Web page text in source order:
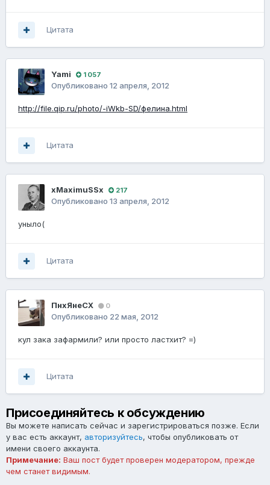
Цитата
Yami 1 057
Опубликовано 12 апреля, 2012
http://file.qip.ru/photo/-iWkb-SD/фелина.html
Цитата
xMaximuSSx 217
Опубликовано 13 апреля, 2012
уныло(
Цитата
ПнхЯнеСХ 0
Опубликовано 22 мая, 2012
кул зака зафармили? или просто ластхит? =)
Цитата
Присоединяйтесь к обсуждению
Вы можете написать сейчас и зарегистрироваться позже. Если
у вас есть аккаунт, авторизуйтесь, чтобы опубликовать от
имени своего аккаунта.
Примечание: Ваш пост будет проверен модератором, прежде
чем станет видимым.